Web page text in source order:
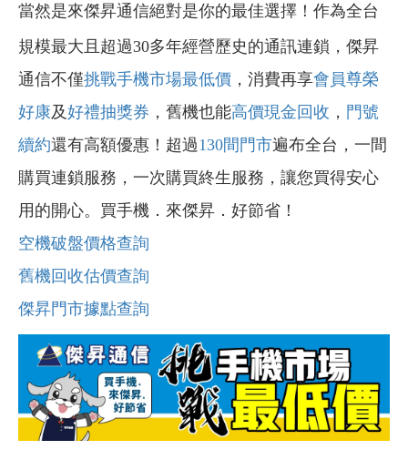
當然是來傑昇通信絕對是你的最佳選擇！作為全台
規模最大且超過30多年經營歷史的通訊連鎖，傑昇
通信不僅挑戰手機市場最低價 ，消費再享會員尊榮
好康及好禮抽獎券 ，舊機也能高價現金回收 ， 門號
續約還有高額優惠！超過130間門市遍布全台，一間
購買連鎖服務，一次購買終生服務，讓您買得安心
用的開心。買手機．來傑昇．好節省！
空機破盤價格查詢
舊機回收估價查詢
傑昇門市據點查詢